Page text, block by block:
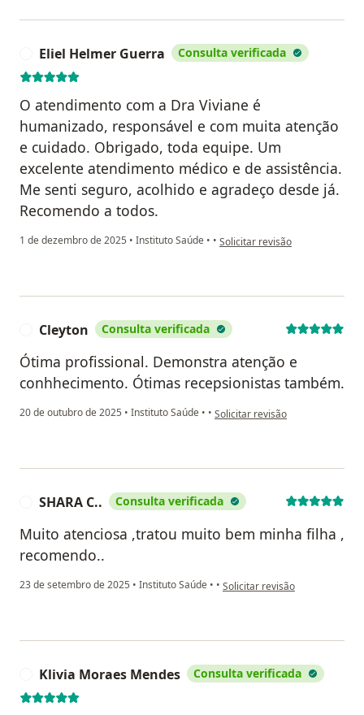
Eliel Helmer Guerra Consulta verificada
O atendimento com a Dra Viviane é
humanizado, responsável e com muita atenção
e cuidado. Obrigado, toda equipe. Um
excelente atendimento médico e de assistência.
Me senti seguro, acolhido e agradeço desde já.
Recomendo a todos.
1 de dezembro de 2025 • Instituto Saúde • • na opinião do utilizador Eliel
Solicitar revisão
Cleyton Consulta verificada
Ótima profissional. Demonstra atenção e
conhhecimento. Ótimas recepsionistas também.
20 de outubro de 2025 • Instituto Saúde • • na opinião do utilizador Cleyton
Solicitar revisão
SHARA C.. Consulta verificada
Muito atenciosa ,tratou muito bem minha filha ,
recomendo..
23 de setembro de 2025 • Instituto Saúde • • na opinião do utilizador SHARA
Solicitar revisão
Klivia Moraes Mendes Consulta verificada